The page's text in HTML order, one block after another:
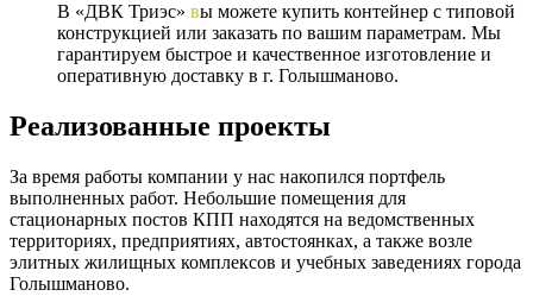
В «ДВК Триэс» вы можете купить контейнер с типовой
конструкцией или заказать по вашим параметрам. Мы
гарантируем быстрое и качественное изготовление и
оперативную доставку в г. Голышманово.
Реализованные проекты
За время работы компании у нас накопился портфель
выполненных работ. Небольшие помещения для
стационарных постов КПП находятся на ведомственных
территориях, предприятиях, автостоянках, а также возле
элитных жилищных комплексов и учебных заведениях города
Голышманово.